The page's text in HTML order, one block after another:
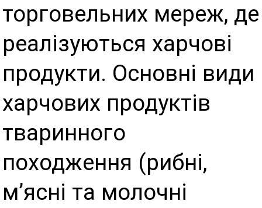
торговельних мереж, де
реалізуються харчові
продукти. Основні види
харчових продуктів
тваринного
походження (рибні,
м’ясні та молочні